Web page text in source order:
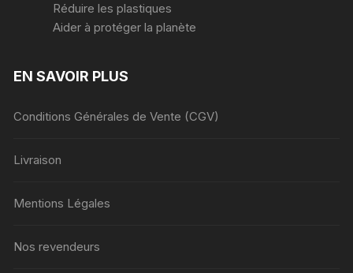
Réduire les plastiques
Aider à protéger la planète
EN SAVOIR PLUS
Conditions Générales de Vente (CGV)
Livraison
Mentions Légales
Nos revendeurs